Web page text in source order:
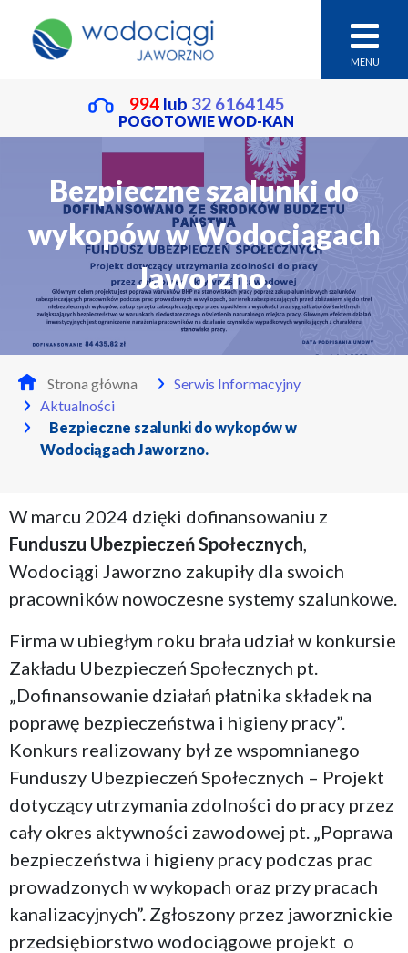
MENU
994 lub 32 6164145
POGOTOWIE WOD-KAN
Bezpieczne szalunki do
wykopów w Wodociągach
Jaworzno.
Strona główna
Serwis Informacyjny
Aktualności
Bezpieczne szalunki do wykopów w
Wodociągach Jaworzno.
W marcu 2024 dzięki dofinansowaniu z
Funduszu Ubezpieczeń Społecznych,
Wodociągi Jaworzno zakupiły dla swoich
pracowników nowoczesne systemy szalunkowe.
Firma w ubiegłym roku brała udział w konkursie
Zakładu Ubezpieczeń Społecznych pt.
„Dofinansowanie działań płatnika składek na
poprawę bezpieczeństwa i higieny pracy”.
Konkurs realizowany był ze wspomnianego
Funduszy Ubezpieczeń Społecznych – Projekt
dotyczący utrzymania zdolności do pracy przez
cały okres aktywności zawodowej pt. „Poprawa
bezpieczeństwa i higieny pracy podczas prac
prowadzonych w wykopach oraz przy pracach
kanalizacyjnych”. Zgłoszony przez jaworznickie
przedsiębiorstwo wodociągowe projekt o